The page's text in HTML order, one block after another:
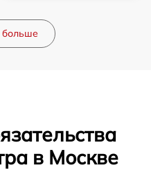
больше
в Москве